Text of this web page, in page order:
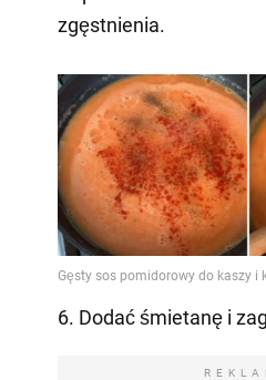
zgęstnienia.
6. Dodać śmietanę i